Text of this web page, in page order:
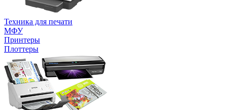
Техника для печати
МФУ
Принтеры
Плоттеры